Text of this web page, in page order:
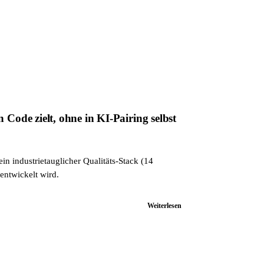
Code zielt, ohne in KI-Pairing selbst
industrietauglicher Qualitäts-Stack (14
wird.
Weiterlesen